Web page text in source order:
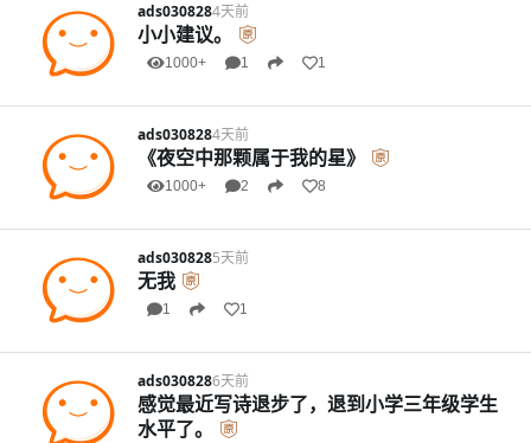
ads0308284天前
小小建议。
1000+ 1 1
ads0308284天前
《夜空中那颗属于我的星》
1000+ 2 8
ads0308285天前
无我
1 1
ads0308286天前
感觉最近写诗退步了，退到小学三年级学生
水平了。